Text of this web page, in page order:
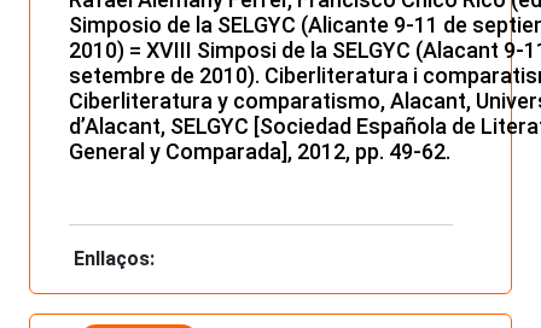
Simposio de la SELGYC (Alicante 9-11 de
2010) = XVIII Simposi de la SELGYC (Alacant 9-
setembre de 2010). Ciberliteratura i
Ciberliteratura y comparatismo, Alacant,
d’Alacant, SELGYC [Sociedad Española de
General y Comparada], 2012, pp. 49-62.
Enllaços: